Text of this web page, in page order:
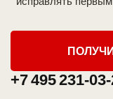
+7 495 231-